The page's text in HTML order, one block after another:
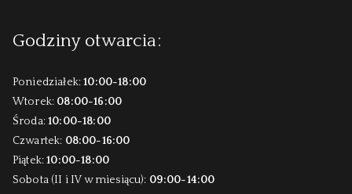
Godziny otwarcia:
Poniedziałek:10:00-18:00
Wtorek: 08:00-16:00
Środa:10:00-18:00
Czwartek: 08:00-16:00
Piątek:10:00-18:00
Sobota (II i IV w miesiącu): 09:00-14:00